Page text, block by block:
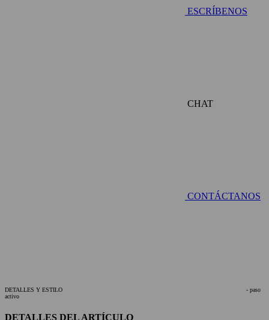
ESCRÍBENOS
CHAT
CONTÁCTANOS
DETALLES Y ESTILO
- paso
activo
DETALLES DEL ARTÍCULO